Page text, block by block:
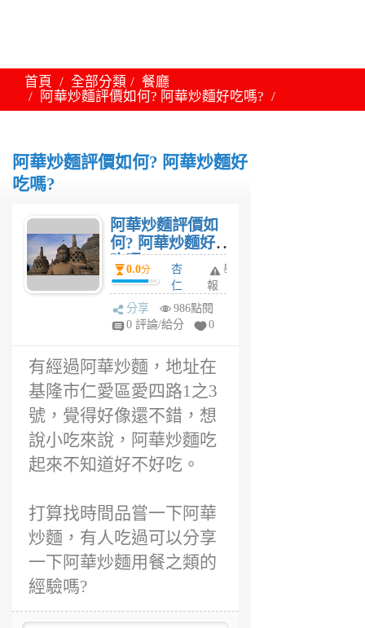
首頁 全部分類
餐廳
阿華炒麵評價如何? 阿華炒麵好吃嗎?
阿華炒麵評價如何? 阿華炒麵好
吃嗎?
阿華炒麵評價如
何? 阿華炒麵好
吃嗎?
0.0分
杏
仁
6
年
舉
報
分享
986點閱
0 評論/給分
0
有經過阿華炒麵，地址在
基隆市仁愛區愛四路1之3
號，覺得好像還不錯，想
說小吃來說，阿華炒麵吃
起來不知道好不好吃。
打算找時間品嘗一下阿華
炒麵，有人吃過可以分享
一下阿華炒麵用餐之類的
經驗嗎?